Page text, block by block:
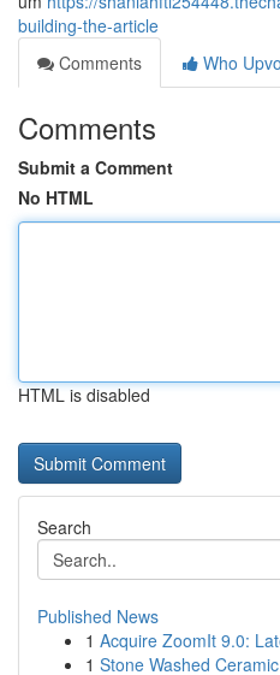
building-the-article
Comments
Who
Comments
Submit a Comment
No HTML
HTML is disabled
Search
Published News
1 Acquire ZoomIt 9.0:
1 Stone Washed